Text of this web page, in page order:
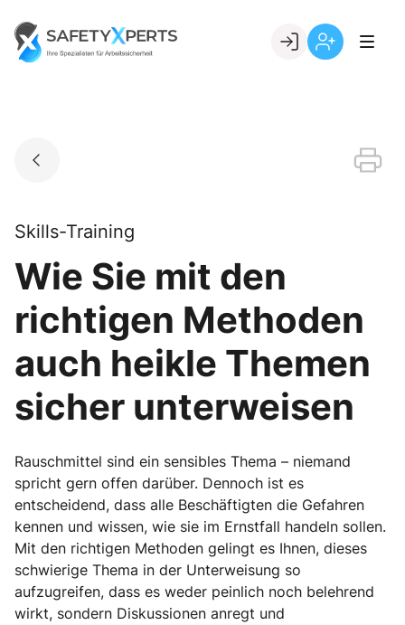
content
Go to landing page.
Skills-Training
Wie Sie mit den
richtigen Methoden
auch heikle Themen
sicher unterweisen
Rauschmittel sind ein sensibles Thema – niemand
spricht gern offen darüber. Dennoch ist es
entscheidend, dass alle Beschäftigten die Gefahren
kennen und wissen, wie sie im Ernstfall handeln sollen.
Mit den richtigen Methoden gelingt es Ihnen, dieses
schwierige Thema in der Unterweisung so
aufzugreifen, dass es weder peinlich noch belehrend
wirkt, sondern Diskussionen anregt und